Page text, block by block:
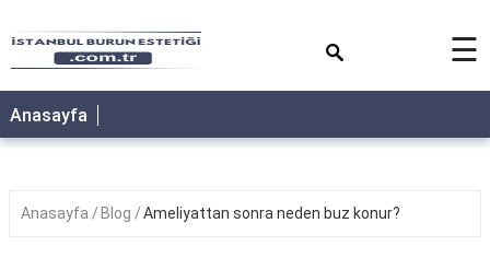
☰
Anasayfa
Anasayfa Blog Ameliyattan sonra neden buz konur?